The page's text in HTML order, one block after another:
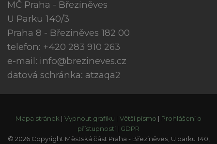
MČ Praha - Březiněves
U Parku 140/3
Praha 8 - Březiněves 182 00
telefon: +420 283 910 263
e-mail: info@brezineves.cz
datová schránka: atzaqa2
Mapa stránek | Vypnout grafiku | Větší písmo | Prohlášení o
přístupnosti | GDPR
© 2026 Copyright Městská část Praha - Březiněves, U parku 140,